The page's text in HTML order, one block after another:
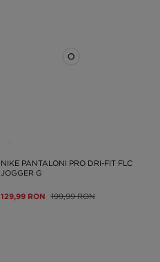
NIKE PANTALONI PRO DRI-FIT FLC
JOGGER G
129,99 RON 199,99 RON